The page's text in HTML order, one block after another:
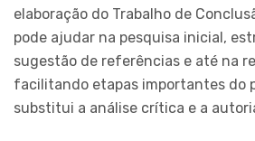
elaboração do Trabalho de
pode ajudar na pesquisa inicial,
sugestão de referências e até na
facilitando etapas importantes do
substitui a análise crítica e a